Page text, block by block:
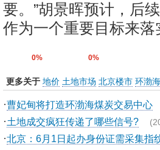
要。”胡景晖预计，后
作为一个重要目标来落
0% 0%
更多关于 地价 土地市场 北京楼市 环渤海
·曹妃甸将打造环渤海煤炭交易中心
·土地成交疯狂传递了哪些信号?
·北京：6月1日起办身份证需采集指